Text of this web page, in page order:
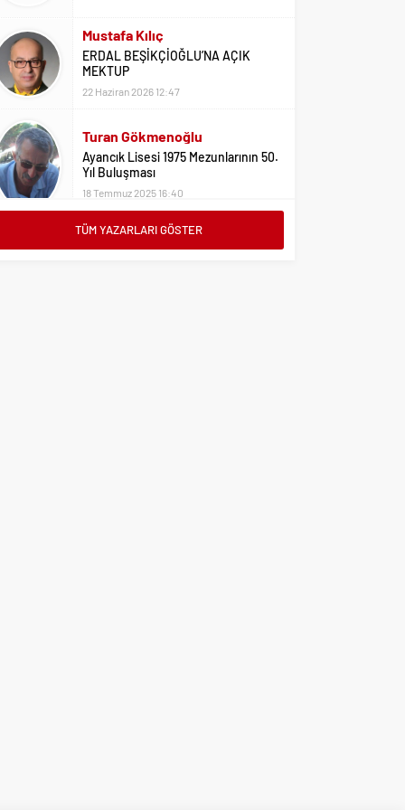
ERDAL BEŞİKÇİOĞLU’NA AÇIK
22 Haziran 2026 12:47
Ayancık Lisesi 1975 Mezunlarının 50.
Yıl Buluşması
18 Temmuz 2025 16:40
Adil Yıldız
Bu Sene Fenerbahçe Ülke Puanlarını
Sırtladı
TÜM YAZARLARI GÖSTER